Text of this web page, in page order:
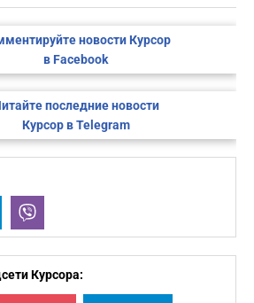
новости Курсор
в Facebook
последние новости
Курсор в Telegram
Telegram
Курсора: